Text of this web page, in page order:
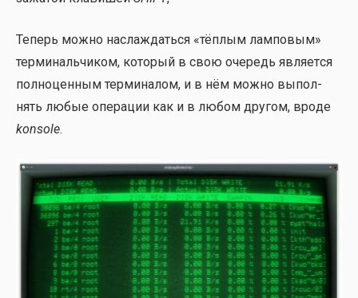
Теперь мож­но насла­ждать­ся «тёп­лым лам­по­вым»
тер­ми­наль­чи­ком, кото­рый в свою оче­редь явля­ет­ся
пол­но­цен­ным тер­ми­на­лом, и в нём мож­но выпол­
нять любые опе­ра­ции как и в любом дру­гом, вро­де
konsole.